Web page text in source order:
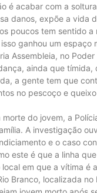
é acabar com a
danos, expõe a vida
poucos tem sentido
ganhou um
Assembleia, no
ainda que
a gente tem que
no pescoço e
do jovem, a
A investigação
e o caso
este é que a linha
em que a vítima é
Branco, localizada no